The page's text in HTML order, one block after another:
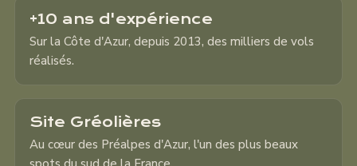
+10 ans d'expérience
Sur la Côte d'Azur, depuis 2013, des milliers de vols
réalisés.
Site Gréolières
Au cœur des Préalpes d'Azur, l'un des plus beaux